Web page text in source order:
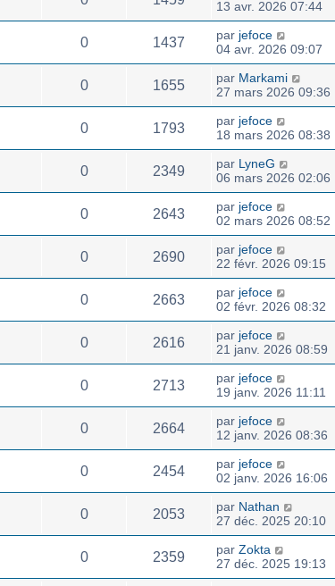
13 avr. 2026 07:44
0 1437 par jefoce
04 avr. 2026 09:07
0 1655 par Markami
27 mars 2026 09:36
0 1793 par jefoce
18 mars 2026 08:38
0 2349 par LyneG
06 mars 2026 02:06
0 2643 par jefoce
02 mars 2026 08:52
0 2690 par jefoce
22 févr. 2026 09:15
0 2663 par jefoce
02 févr. 2026 08:32
0 2616 par jefoce
21 janv. 2026 08:59
0 2713 par jefoce
19 janv. 2026 11:11
0 2664 par jefoce
12 janv. 2026 08:36
0 2454 par jefoce
02 janv. 2026 16:06
0 2053 par Nathan
27 déc. 2025 20:10
0 2359 par Zokta
27 déc. 2025 19:13